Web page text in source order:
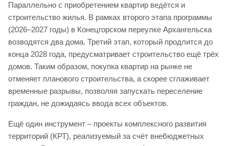
Параллельно с приобретением квартир ведётся и
строительство жилья. В рамках второго этапа программы
(2026–2027 годы) в Конецгорском переулке Архангельска
возводятся два дома. Третий этап, который продлится до
конца 2028 года, предусматривает строительство ещё трёх
домов. Таким образом, покупка квартир на рынке не
отменяет планового строительства, а скорее сглаживает
временные разрывы, позволяя запускать переселение
граждан, не дожидаясь ввода всех объектов.
Ещё один инструмент – проекты комплексного развития
территорий (КРТ), реализуемый за счёт внебюджетных